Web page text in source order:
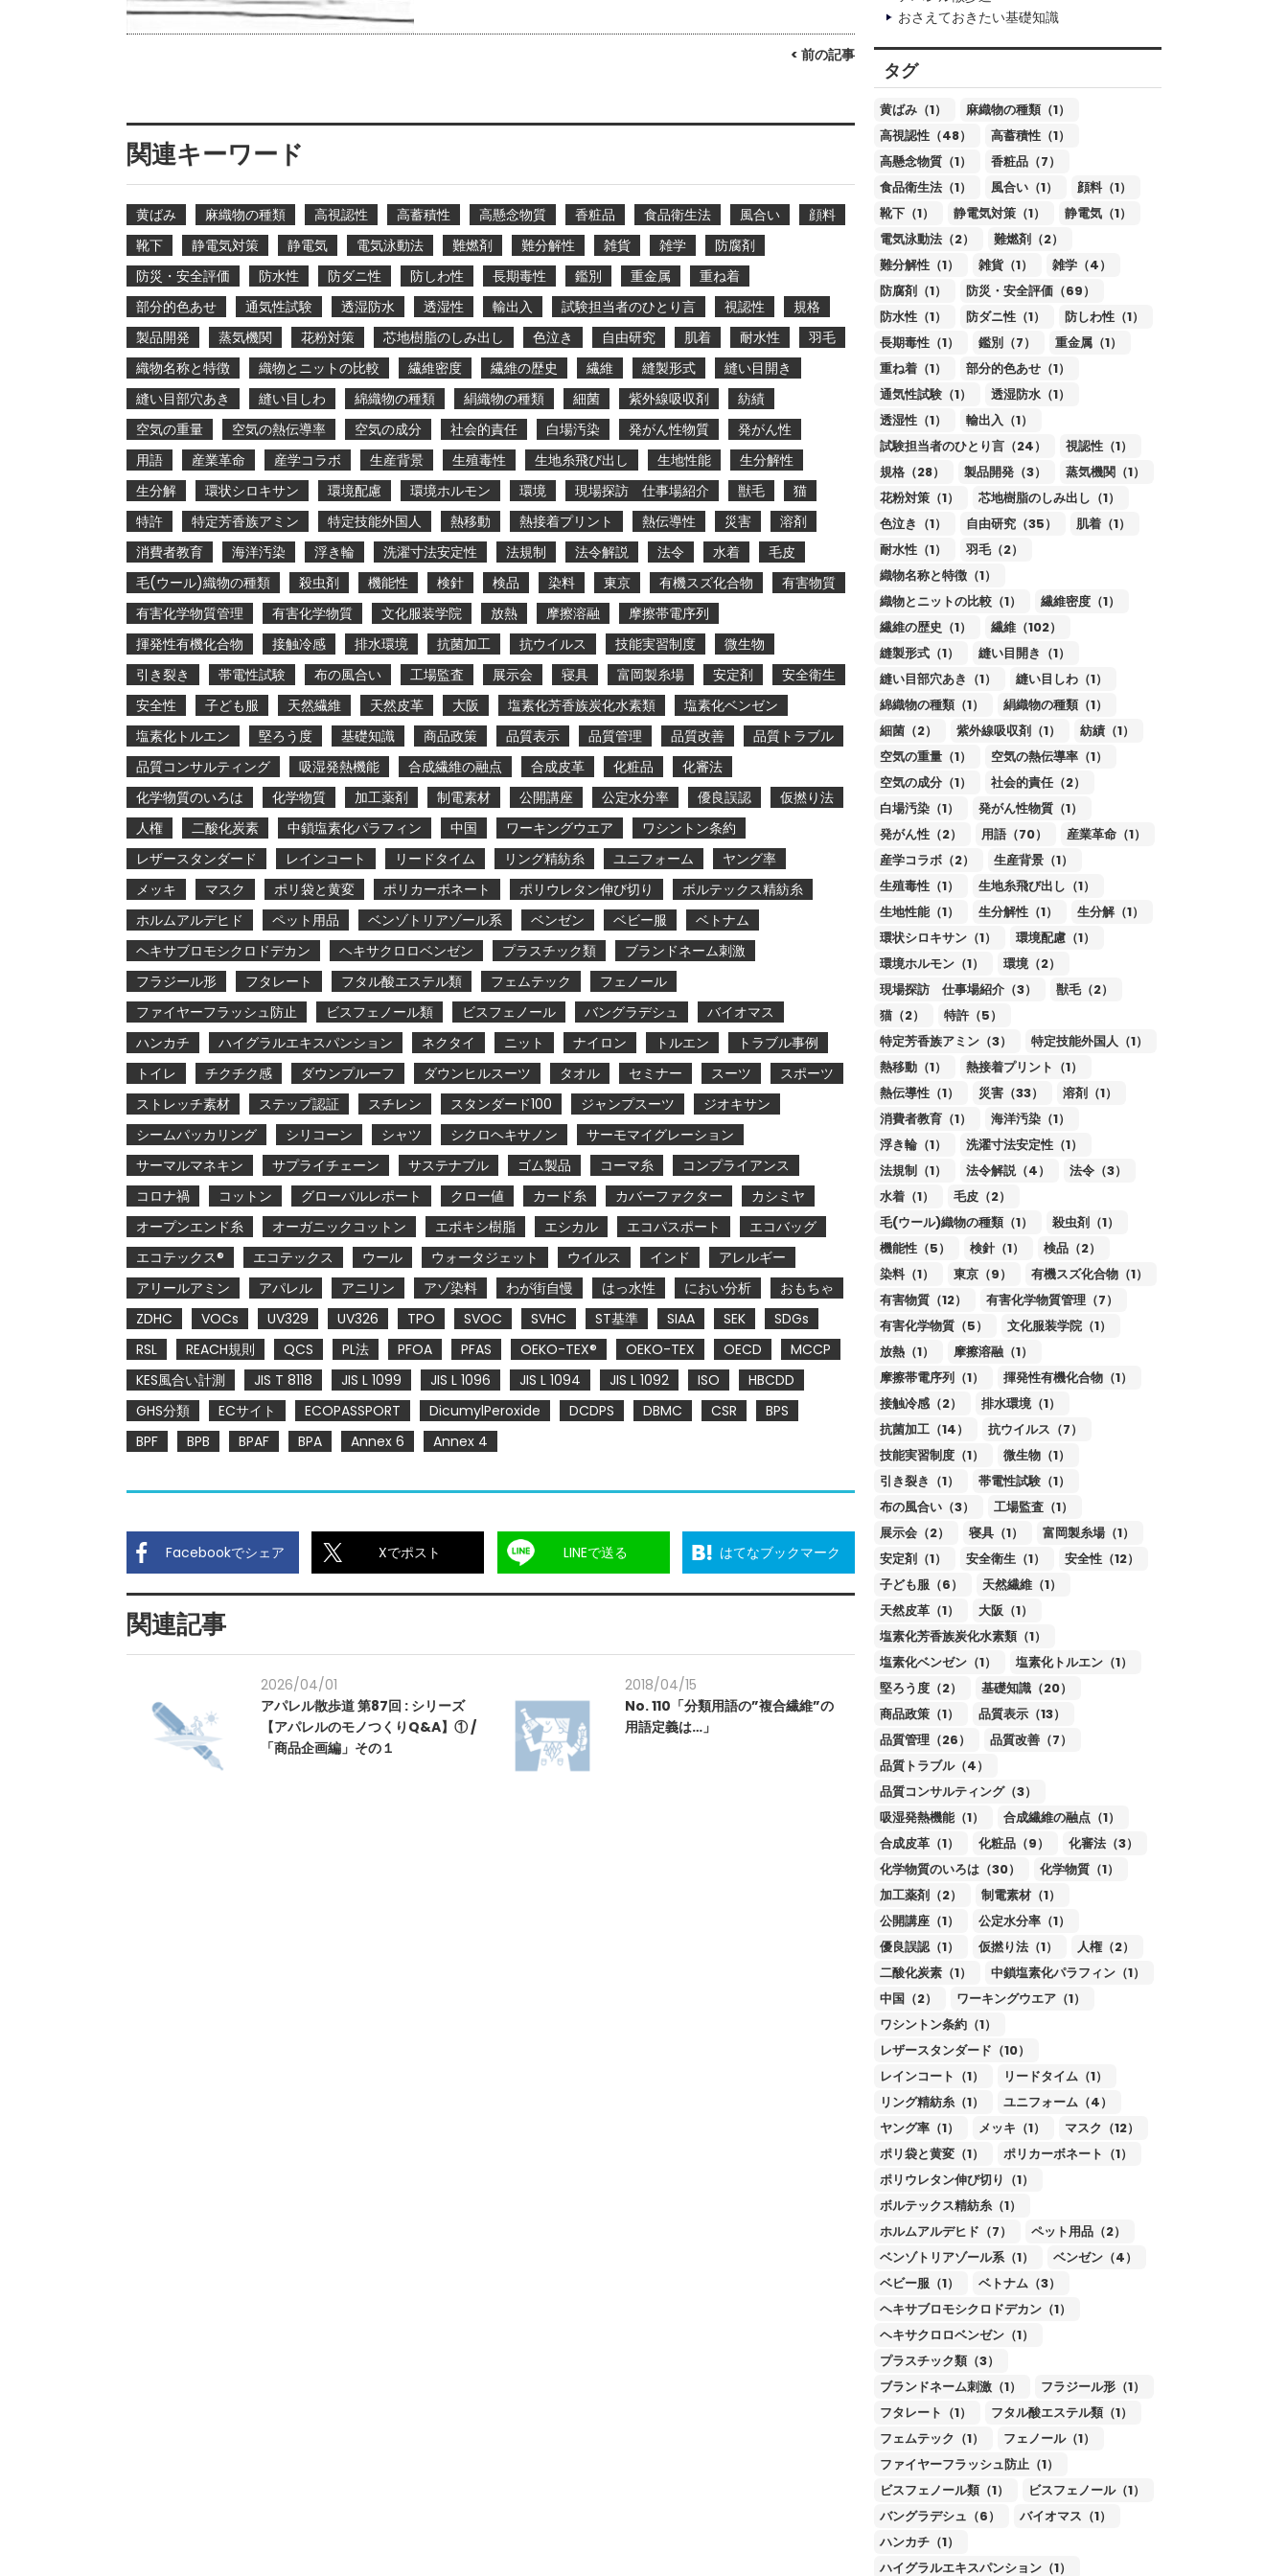
< 前の記事
関連キーワード
黄ばみ 麻織物の種類 高視認性 高蓄積性 高懸念物質 香粧品 食品衛生法 風合い
顔料
靴下
静電気対策 静電気 電気泳動法 難燃剤 難分解性 雑貨 雑学
防腐剤
防災・安全評価
防水性 防ダニ性 防しわ性 長期毒性 鑑別 重金属
重ね着
部分的色あせ
通気性試験 透湿防水 透湿性 輸出入 試験担当者のひとり言 視認性
規格
製品開発
蒸気機関 花粉対策 芯地樹脂のしみ出し 色泣き 自由研究 肌着 耐水性
羽毛
織物名称と特徴
織物とニットの比較 繊維密度 繊維の歴史 繊維 縫製形式
縫い目開き
縫い目部穴あき
縫い目しわ 綿織物の種類 絹織物の種類 細菌 紫外線吸収剤
紡績
空気の重量
空気の熱伝導率 空気の成分 社会的責任 白場汚染 発がん性物質
発がん性
用語
産業革命 産学コラボ 生産背景 生殖毒性 生地糸飛び出し 生地性能
生分解性
生分解
環状シロキサン 環境配慮 環境ホルモン 環境 現場探訪 仕事場紹介 獣毛
猫
特許
特定芳香族アミン 特定技能外国人 熱移動 熱接着プリント 熱伝導性 災害
溶剤
消費者教育
海洋汚染 浮き輪 洗濯寸法安定性 法規制 法令解説 法令 水着
毛皮
毛(ウール)織物の種類
殺虫剤 機能性 検針 検品 染料 東京 有機スズ化合物
有害物質
有害化学物質管理
有害化学物質 文化服装学院 放熱 摩擦溶融
摩擦帯電序列
揮発性有機化合物
接触冷感 排水環境 抗菌加工 抗ウイルス 技能実習制度
微生物
引き裂き
帯電性試験 布の風合い 工場監査 展示会 寝具 富岡製糸場 安定剤
安全衛生
安全性
子ども服 天然繊維 天然皮革 大阪 塩素化芳香族炭化水素類
塩素化ベンゼン
塩素化トルエン
堅ろう度 基礎知識 商品政策 品質表示 品質管理 品質改善
品質トラブル
品質コンサルティング
吸湿発熱機能 合成繊維の融点 合成皮革 化粧品
化審法
化学物質のいろは
化学物質 加工薬剤 制電素材 公開講座 公定水分率 優良誤認
仮撚り法
人権
二酸化炭素 中鎖塩素化パラフィン 中国 ワーキングウエア
ワシントン条約
レザースタンダード
レインコート リードタイム リング精紡糸 ユニフォーム
ヤング率
メッキ
マスク ポリ袋と黄変 ポリカーボネート ポリウレタン伸び切り
ボルテックス精紡糸
ホルムアルデヒド
ペット用品 ベンゾトリアゾール系 ベンゼン ベビー服
ベトナム
ヘキサブロモシクロドデカン
ヘキサクロロベンゼン プラスチック類
ブランドネーム刺激
フラジール形
フタレート フタル酸エステル類 フェムテック
フェノール
ファイヤーフラッシュ防止
ビスフェノール類 ビスフェノール バングラデシュ
バイオマス
ハンカチ
ハイグラルエキスパンション ネクタイ ニット ナイロン トルエン
トラブル事例
トイレ
チクチク感 ダウンプルーフ ダウンヒルスーツ タオル セミナー スーツ
スポーツ
ストレッチ素材
ステップ認証 スチレン スタンダード100 ジャンプスーツ
ジオキサン
シームパッカリング
シリコーン シャツ シクロヘキサノン
サーモマイグレーション
サーマルマネキン
サプライチェーン サステナブル ゴム製品 コーマ糸
コンプライアンス
コロナ禍
コットン グローバルレポート クロー値 カード糸 カバーファクター
カシミヤ
オープンエンド糸
オーガニックコットン エポキシ樹脂 エシカル エコパスポート
エコバッグ
エコテックス®
エコテックス ウール ウォータジェット ウイルス インド
アレルギー
アリールアミン
アパレル アニリン アゾ染料 わが街自慢 はっ水性 におい分析
おもちゃ
ZDHC
VOCs UV329 UV326 TPO SVOC SVHC ST基準 SIAA SEK
SDGs
RSL
REACH規則 QCS PL法 PFOA PFAS OEKO-TEX® OEKO-TEX OECD
MCCP
KES風合い計測
JIS T 8118 JIS L 1099 JIS L 1096 JIS L 1094 JIS L 1092 ISO
HBCDD
GHS分類
ECサイト ECOPASSPORT DicumylPeroxide DCDPS DBMC CSR
BPS
BPF
BPB BPAF BPA Annex 6 Annex 4
Facebookでシェア Xでポスト LINEで送る はてなブックマーク
関連記事
2026/04/01
アパレル散歩道 第87回 : シリーズ
【アパレルのモノつくりQ&A】① /
「商品企画編」その１
2018/04/15
No. 110「分類用語の”複合繊維”の
用語定義は…」
おさえておきたい基礎知識
タグ
黄ばみ（1）
麻織物の種類（1）
高視認性（48）
高蓄積性（1）
高懸念物質（1）
香粧品（7）
食品衛生法（1）
風合い（1）
顔料（1）
靴下（1）
静電気対策（1）
静電気（1）
電気泳動法（2）
難燃剤（2）
難分解性（1）
雑貨（1）
雑学（4）
防腐剤（1）
防災・安全評価（69）
防水性（1）
防ダニ性（1）
防しわ性（1）
長期毒性（1）
鑑別（7）
重金属（1）
重ね着（1）
部分的色あせ（1）
通気性試験（1）
透湿防水（1）
透湿性（1）
輸出入（1）
試験担当者のひとり言（24）
視認性（1）
規格（28）
製品開発（3）
蒸気機関（1）
花粉対策（1）
芯地樹脂のしみ出し（1）
色泣き（1）
自由研究（35）
肌着（1）
耐水性（1）
羽毛（2）
織物名称と特徴（1）
織物とニットの比較（1）
繊維密度（1）
繊維の歴史（1）
繊維（102）
縫製形式（1）
縫い目開き（1）
縫い目部穴あき（1）
縫い目しわ（1）
綿織物の種類（1）
絹織物の種類（1）
細菌（2）
紫外線吸収剤（1）
紡績（1）
空気の重量（1）
空気の熱伝導率（1）
空気の成分（1）
社会的責任（2）
白場汚染（1）
発がん性物質（1）
発がん性（2）
用語（70）
産業革命（1）
産学コラボ（2）
生産背景（1）
生殖毒性（1）
生地糸飛び出し（1）
生地性能（1）
生分解性（1）
生分解（1）
環状シロキサン（1）
環境配慮（1）
環境ホルモン（1）
環境（2）
現場探訪 仕事場紹介（3）
獣毛（2）
猫（2）
特許（5）
特定芳香族アミン（3）
特定技能外国人（1）
熱移動（1）
熱接着プリント（1）
熱伝導性（1）
災害（33）
溶剤（1）
消費者教育（1）
海洋汚染（1）
浮き輪（1）
洗濯寸法安定性（1）
法規制（1）
法令解説（4）
法令（3）
水着（1）
毛皮（2）
毛(ウール)織物の種類（1）
殺虫剤（1）
機能性（5）
検針（1）
検品（2）
染料（1）
東京（9）
有機スズ化合物（1）
有害物質（12）
有害化学物質管理（7）
有害化学物質（5）
文化服装学院（1）
放熱（1）
摩擦溶融（1）
摩擦帯電序列（1）
揮発性有機化合物（1）
接触冷感（2）
排水環境（1）
抗菌加工（14）
抗ウイルス（7）
技能実習制度（1）
微生物（1）
引き裂き（1）
帯電性試験（1）
布の風合い（3）
工場監査（1）
展示会（2）
寝具（1）
富岡製糸場（1）
安定剤（1）
安全衛生（1）
安全性（12）
子ども服（6）
天然繊維（1）
天然皮革（1）
大阪（1）
塩素化芳香族炭化水素類（1）
塩素化ベンゼン（1）
塩素化トルエン（1）
堅ろう度（2）
基礎知識（20）
商品政策（1）
品質表示（13）
品質管理（26）
品質改善（7）
品質トラブル（4）
品質コンサルティング（3）
吸湿発熱機能（1）
合成繊維の融点（1）
合成皮革（1）
化粧品（9）
化審法（3）
化学物質のいろは（30）
化学物質（1）
加工薬剤（2）
制電素材（1）
公開講座（1）
公定水分率（1）
優良誤認（1）
仮撚り法（1）
人権（2）
二酸化炭素（1）
中鎖塩素化パラフィン（1）
中国（2）
ワーキングウエア（1）
ワシントン条約（1）
レザースタンダード（10）
レインコート（1）
リードタイム（1）
リング精紡糸（1）
ユニフォーム（4）
ヤング率（1）
メッキ（1）
マスク（12）
ポリ袋と黄変（1）
ポリカーボネート（1）
ポリウレタン伸び切り（1）
ボルテックス精紡糸（1）
ホルムアルデヒド（7）
ペット用品（2）
ベンゾトリアゾール系（1）
ベンゼン（4）
ベビー服（1）
ベトナム（3）
ヘキサブロモシクロドデカン（1）
ヘキサクロロベンゼン（1）
プラスチック類（3）
ブランドネーム刺激（1）
フラジール形（1）
フタレート（1）
フタル酸エステル類（1）
フェムテック（1）
フェノール（1）
ファイヤーフラッシュ防止（1）
ビスフェノール類（1）
ビスフェノール（1）
バングラデシュ（6）
バイオマス（1）
ハンカチ（1）
ハイグラルエキスパンション（1）